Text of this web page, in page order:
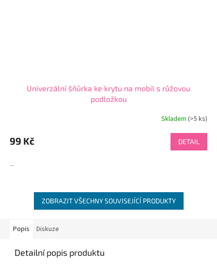
Univerzální šňůrka ke krytu na mobil s růžovou
podložkou
Skladem (>5 ks)
99 Kč DETAIL
...
ZOBRAZIT VŠECHNY SOUVISEJÍCÍ PRODUKTY
Popis Diskuze
Detailní popis produktu